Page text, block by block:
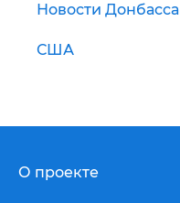
Новости Донбасса
США
О проекте